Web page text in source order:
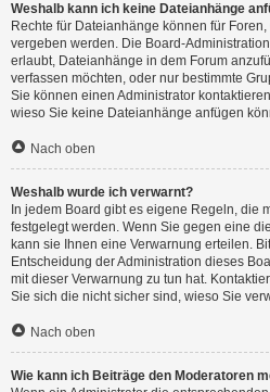
Weshalb kann ich keine Dateianhänge
Rechte für Dateianhänge können für
vergeben werden. Die Board-
erlaubt, Dateianhänge in dem Forum
verfassen möchten, oder nur bestimmte
Sie können einen Administrator
wieso Sie keine Dateianhänge anfügen
Nach oben
Weshalb wurde ich verwarnt?
In jedem Board gibt es eigene Regeln, die
festgelegt werden. Wenn Sie gegen eine
kann sie Ihnen eine Verwarnung erteilen.
Entscheidung der Administration dieses
mit dieser Verwarnung zu tun hat.
Sie sich die nicht sicher sind, wieso Sie
Nach oben
Wie kann ich Beiträge den Moderatoren